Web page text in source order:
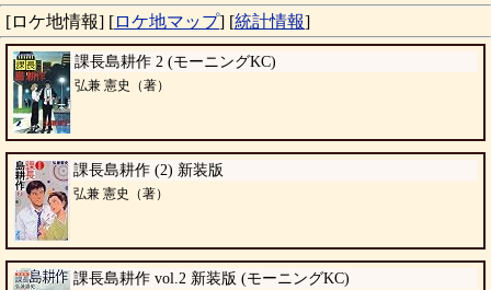
[ロケ地情報] [ロケ地マップ] [統計情報]
課長島耕作 2 (モーニングKC)
弘兼 憲史（著）
課長島耕作 (2) 新装版
弘兼 憲史（著）
課長島耕作 vol.2 新装版 (モーニングKC)